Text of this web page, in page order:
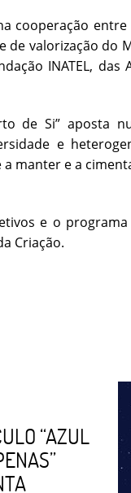
cooperação
de valorização
INATEL,
de Si” aposta
e
manter e a
e o
Criação.
“AZUL